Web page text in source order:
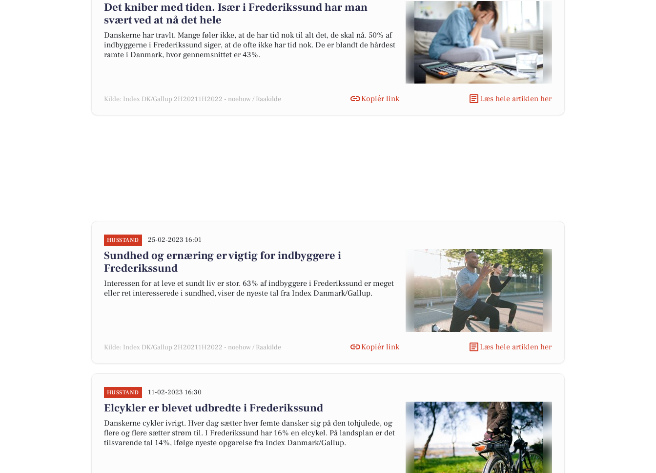
Det kniber med tiden. Især i Frederikssund har man
svært ved at nå det hele
Danskerne har travlt. Mange føler ikke, at de har tid nok til alt det, de skal nå. 50% af
indbyggerne i Frederikssund siger, at de ofte ikke har tid nok. De er blandt de hårdest
ramte i Danmark, hvor gennemsnittet er 43%.
Kilde: Index DK/Gallup 2H20211H2022 - noehow / Raakilde Kopiér link Læs hele artiklen her
HUSSTAND 25-02-2023 16:01
Sundhed og ernæring er vigtig for indbyggere i
Frederikssund
Interessen for at leve et sundt liv er stor. 63% af indbyggere i Frederikssund er meget
eller ret interesserede i sundhed, viser de nyeste tal fra Index Danmark/Gallup.
Kilde: Index DK/Gallup 2H20211H2022 - noehow / Raakilde Kopiér link Læs hele artiklen her
HUSSTAND 11-02-2023 16:30
Elcykler er blevet udbredte i Frederikssund
Danskerne cykler ivrigt. Hver dag sætter hver femte dansker sig på den tohjulede, og
flere og flere sætter strøm til. I Frederikssund har 16% en elcykel. På landsplan er det
tilsvarende tal 14%, ifølge nyeste opgørelse fra Index Danmark/Gallup.